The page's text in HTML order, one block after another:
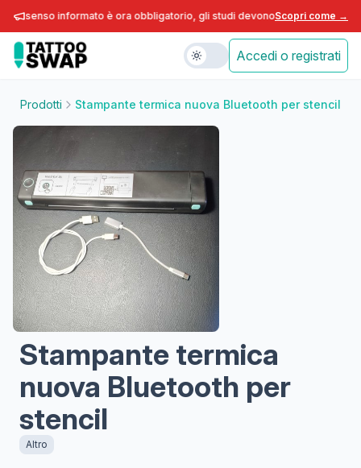
informato è ora obbligatorio, gli studi devono adeguarsi entro
Scopri come →
Accedi o registrati
Prodotti Stampante termica nuova Bluetooth per stencil
Stampante termica
nuova Bluetooth per
stencil
Altro